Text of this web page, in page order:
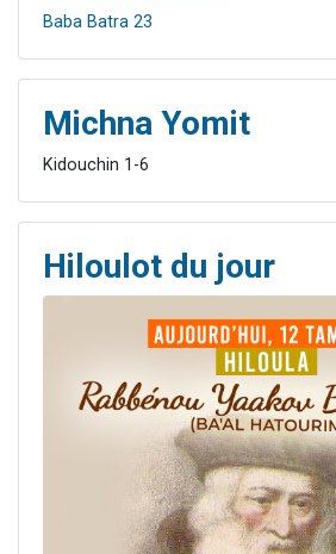
Baba Batra 23
Michna Yomit
Kidouchin 1-6
Hiloulot du jour